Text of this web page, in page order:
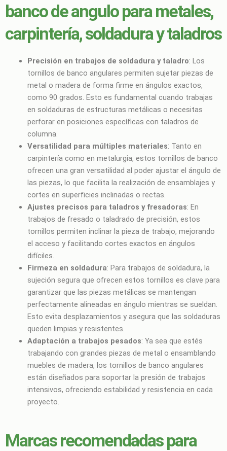
banco de angulo para metales,
carpintería, soldadura y taladros
Precisión en trabajos de soldadura y taladro: Los
tornillos de banco angulares permiten sujetar piezas de
metal o madera de forma firme en ángulos exactos,
como 90 grados. Esto es fundamental cuando trabajas
en soldaduras de estructuras metálicas o necesitas
perforar en posiciones específicas con taladros de
columna.
Versatilidad para múltiples materiales: Tanto en
carpintería como en metalurgia, estos tornillos de banco
ofrecen una gran versatilidad al poder ajustar el ángulo de
las piezas, lo que facilita la realización de ensamblajes y
cortes en superficies inclinadas o rectas.
Ajustes precisos para taladros y fresadoras: En
trabajos de fresado o taladrado de precisión, estos
tornillos permiten inclinar la pieza de trabajo, mejorando
el acceso y facilitando cortes exactos en ángulos
difíciles.
Firmeza en soldadura: Para trabajos de soldadura, la
sujeción segura que ofrecen estos tornillos es clave para
garantizar que las piezas metálicas se mantengan
perfectamente alineadas en ángulo mientras se sueldan.
Esto evita desplazamientos y asegura que las soldaduras
queden limpias y resistentes.
Adaptación a trabajos pesados: Ya sea que estés
trabajando con grandes piezas de metal o ensamblando
muebles de madera, los tornillos de banco angulares
están diseñados para soportar la presión de trabajos
intensivos, ofreciendo estabilidad y resistencia en cada
proyecto.
Marcas recomendadas para